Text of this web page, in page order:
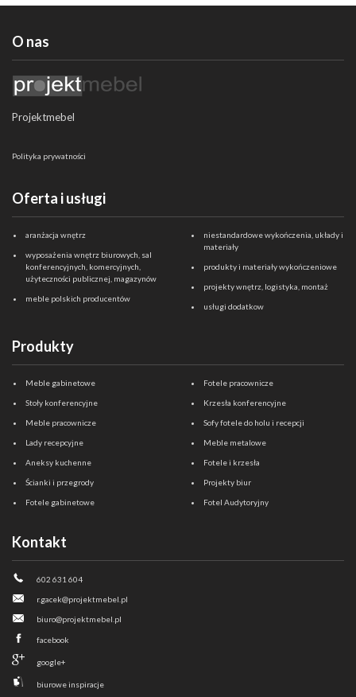
O nas
Projektmebel
Polityka prywatności
Oferta i usługi
aranżacja wnętrz
wyposażenia wnętrz biurowych, sal
konferencyjnych, komercyjnych,
użyteczności publicznej, magazynów
meble polskich producentów
niestandardowe wykończenia, układy i
materiały
produkty i materiały wykończeniowe
projekty wnętrz, logistyka, montaż
usługi dodatkow
Produkty
Meble gabinetowe
Stoły konferencyjne
Meble pracownicze
Lady recepcyjne
Aneksy kuchenne
Ścianki i przegrody
Fotele gabinetowe
Fotele pracownicze
Krzesła konferencyjne
Sofy fotele do holu i recepcji
Meble metalowe
Fotele i krzesła
Projekty biur
Fotel Audytoryjny
Kontakt
602 631 604
r.gacek@projektmebel.pl
biuro@projektmebel.pl
facebook
google+
biurowe inspiracje